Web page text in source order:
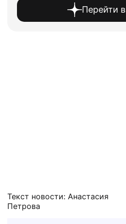
Перейти в
Текст новости: Анастасия
Петрова